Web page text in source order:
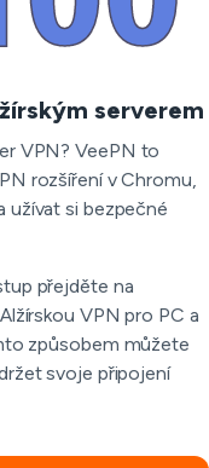
serverem
VPN? VeePN to
rozšíření v Chromu,
užívat si bezpečné
přejděte na
VPN pro PC a
způsobem můžete
svoje připojení